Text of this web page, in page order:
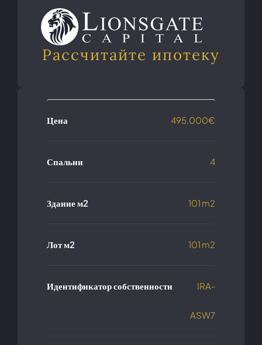
Рассчитайте ипотеку
Цена 495,000€
Спальни 4
Здание м2 101 m2
Лот м2 101 m2
Идентификатор собственности IRA-
ASW7